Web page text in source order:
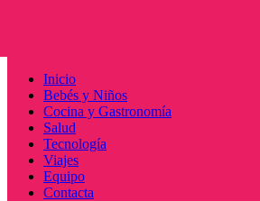
Menú
principal
Inicio
Bebés y Niños
Cocina y Gastronomía
Salud
Tecnología
Viajes
Equipo
Contacta